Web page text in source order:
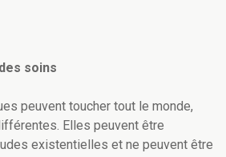
soins
peuvent toucher tout le monde,
Elles peuvent être
existentielles et ne peuvent être